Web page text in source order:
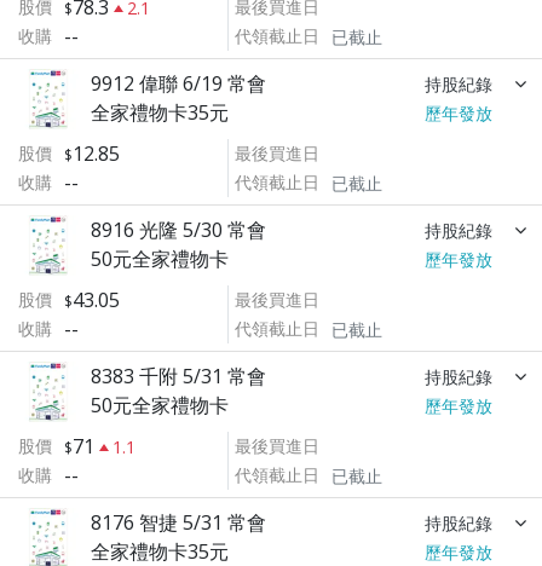
股價
78.3
2.1
收購 --
最後買進日
代領截止日
已截止
9912 偉聯 6/19 常會 持股紀錄
全家禮物卡35元
歷年發放
股價
12.85
收購 --
最後買進日
代領截止日
已截止
8916 光隆 5/30 常會 持股紀錄
50元全家禮物卡
歷年發放
股價
43.05
收購 --
最後買進日
代領截止日
已截止
8383 千附 5/31 常會 持股紀錄
50元全家禮物卡
歷年發放
股價
71
1.1
收購 --
最後買進日
代領截止日
已截止
8176 智捷 5/31 常會 持股紀錄
全家禮物卡35元
歷年發放